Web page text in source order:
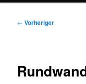
Beitragsnavigation
← Vorheriger